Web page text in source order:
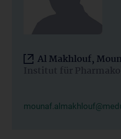
Al Makhlouf,
Institut für